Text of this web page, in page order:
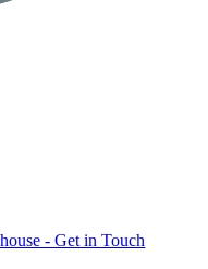
- Get in Touch